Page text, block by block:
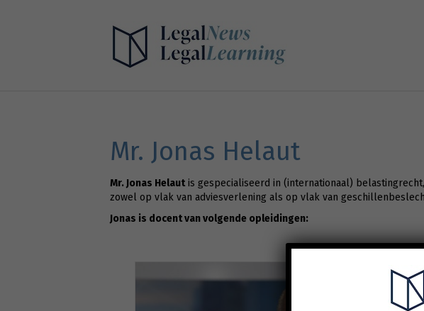
Mr. Jonas Helaut
Mr. Jonas Helautis gespecialiseerd in (internationaal)
zowel op vlak van adviesverlening als op vlak van
Jonas is docent van volgende opleidingen: